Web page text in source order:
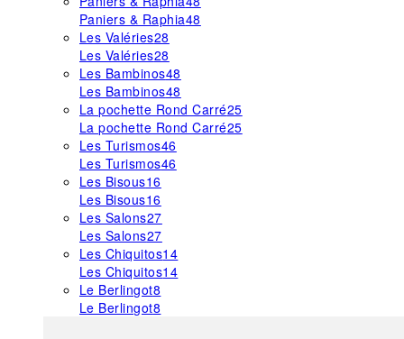
Paniers & Raphia48
Les Valéries28
Les Valéries28
Les Bambinos48
Les Bambinos48
La pochette Rond Carré25
La pochette Rond Carré25
Les Turismos46
Les Turismos46
Les Bisous16
Les Bisous16
Les Salons27
Les Salons27
Les Chiquitos14
Les Chiquitos14
Le Berlingot8
Le Berlingot8